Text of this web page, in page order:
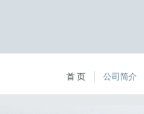
首 页 公司简介